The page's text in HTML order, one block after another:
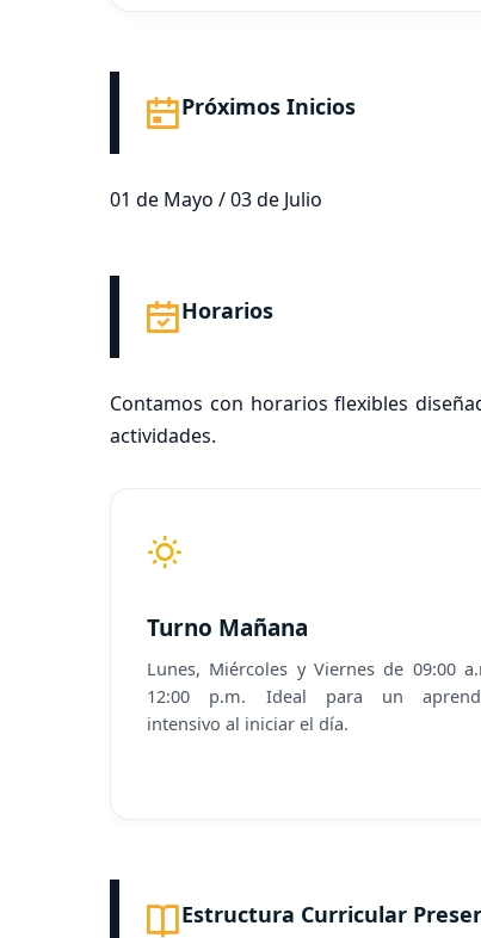
Próximos Inicios
01 de Mayo / 03 de Julio
Horarios
Contamos con horarios flexibles
actividades.
Turno Mañana
Lunes, Miércoles y Viernes de 09:00
12:00 p.m. Ideal para un
intensivo al iniciar el día.
Estructura Curricular